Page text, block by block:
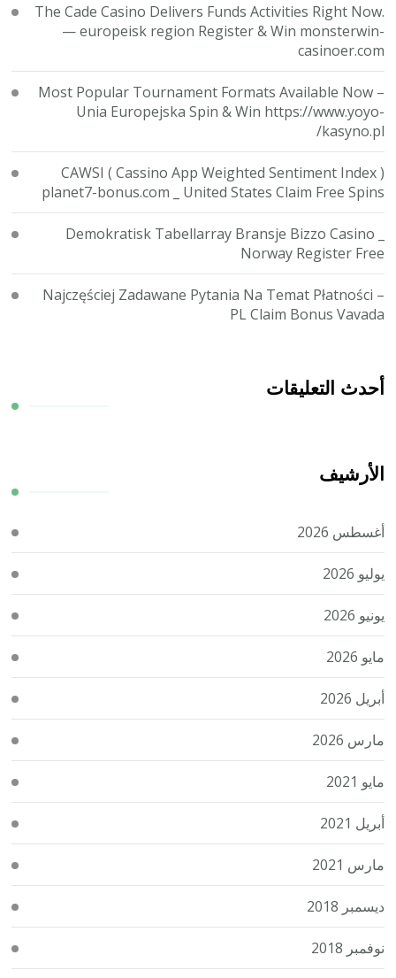
The Cade Casino Delivers Funds Activities Right Now.
— europeisk region Register & Win monsterwin-
casinoer.com
Most Popular Tournament Formats Available Now –
Unia Europejska Spin & Win https://www.yoyo-
kasyno.pl/
CAWSI ( Cassino App Weighted Sentiment Index )
planet7-bonus.com _ United States Claim Free Spins
Demokratisk Tabellarray Bransje Bizzo Casino _
Norway Register Free
Najczęściej Zadawane Pytania Na Temat Płatności –
PL Claim Bonus Vavada
أحدث التعليقات
الأرشيف
أغسطس 2026
يوليو 2026
يونيو 2026
مايو 2026
أبريل 2026
مارس 2026
مايو 2021
أبريل 2021
مارس 2021
ديسمبر 2018
نوفمبر 2018